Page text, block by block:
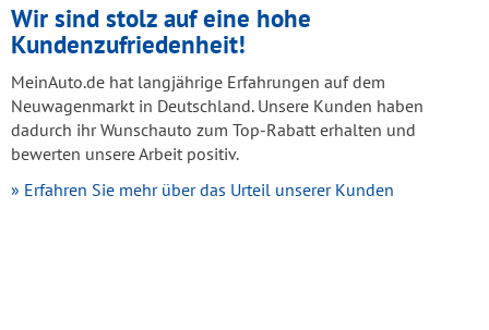
Wir sind stolz auf eine hohe
Kundenzufriedenheit!
MeinAuto.de hat langjährige Erfahrungen auf dem
Neuwagenmarkt in Deutschland. Unsere Kunden haben
dadurch ihr Wunschauto zum Top-Rabatt erhalten und
bewerten unsere Arbeit positiv.
» Erfahren Sie mehr über das Urteil unserer Kunden